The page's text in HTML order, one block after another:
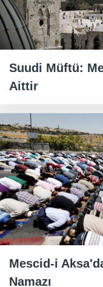
Suudi Müftü:
Aittir
Mescid-i
Namazı